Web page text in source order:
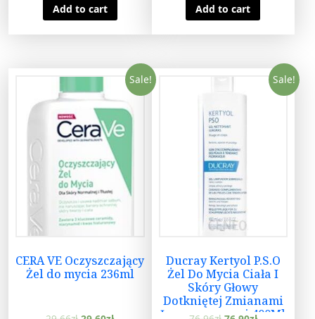
Add to cart Add to cart
Sale!
CERA VE Oczyszczający
Żel do mycia 236ml
Sale!
Ducray Kertyol P.S.O
Żel Do Mycia Ciała I
Skóry Głowy
Dotkniętej Zmianami
Łuszczycowymi 400Ml